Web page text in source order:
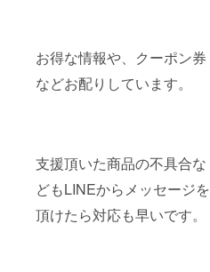
お得な情報や、クーポン券
などお配りしています。
支援頂いた商品の不具合な
どもLINEからメッセージを
頂けたら対応も早いです。